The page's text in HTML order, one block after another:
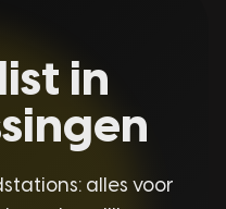
in
alles voor